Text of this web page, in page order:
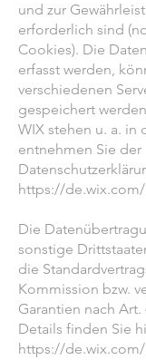
und zur
erforderlich sind
Cookies). Die
erfasst werden,
verschiedenen
gespeichert
WIX stehen u. a. in
entnehmen Sie der
https://
Die
sonstige
die
Kommission bzw.
Garantien nach Art.
Details finden Sie
https://